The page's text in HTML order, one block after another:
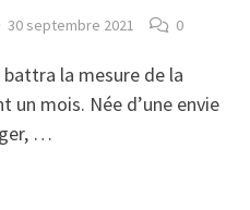
30 septembre 2021 0
la mesure de la
un mois. Née d’une envie
…